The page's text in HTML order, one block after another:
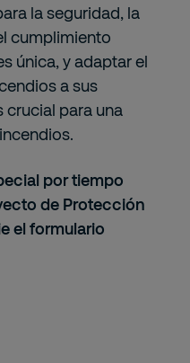
la seguridad, la
cumplimiento
única, y adaptar el
a sus
crucial para una
por tiempo
de Protección
el formulario